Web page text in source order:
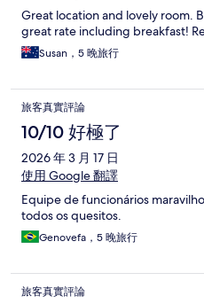
Great location and lovely room.
great rate including breakfast!
Susan，5 晚旅行
旅客真實評論
10/10 好極了
2026 年 3 月 17 日
使用 Google 翻譯
Equipe de funcionários
todos os quesitos.
Genovefa，5 晚旅行
旅客真實評論